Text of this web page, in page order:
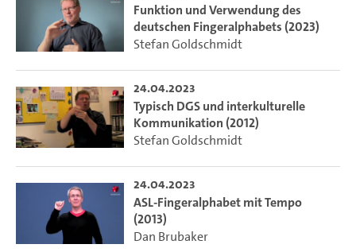
Funktion und Verwendung des
deutschen Fingeralphabets (2023)
Stefan Goldschmidt
24.04.2023
Typisch DGS und interkulturelle
Kommunikation (2012)
Stefan Goldschmidt
24.04.2023
ASL-Fingeralphabet mit Tempo
(2013)
Dan Brubaker